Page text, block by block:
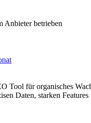
Anbieter betrieben
Tool für organisches
Daten, starken